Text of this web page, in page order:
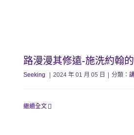
路漫漫其修遠-施洗約翰
Seeking | 2024 年 01 月 05 日 | 分類：
繼續全文